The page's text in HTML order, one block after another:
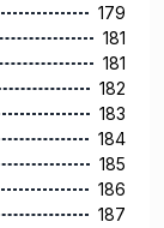
179
181
181
182
183
184
185
186
187